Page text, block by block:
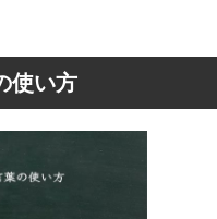
使い方